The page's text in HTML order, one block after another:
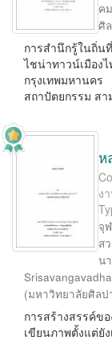
ค
ศิ
การสำนึกรู้ในถิ่น
ไชน่าทาวน์เมือ
กรุงเทพมหานค
สถาปัตยกรรม ส
ห
ง
จุ
ส
น
(มหาวิทยาลัยศิลป
การสร้างสรรค์ข
เขียนภาพตั้งแต่ยั